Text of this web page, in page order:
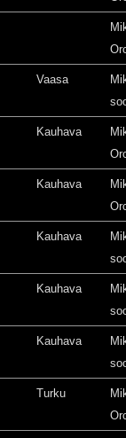
Vaasa
Kauhava
Kauhava
Kauhava
Kauhava
Kauhava
Turku